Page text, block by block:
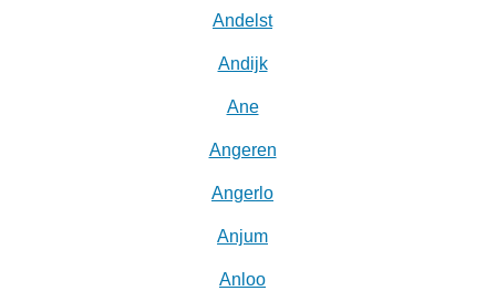
Andelst
Andijk
Ane
Angeren
Angerlo
Anjum
Anloo